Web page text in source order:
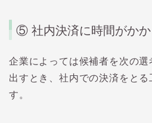
⑤ 社内決済に時間がか
企業によっては候補者を次の
出すとき、社内での決済をとる
す。